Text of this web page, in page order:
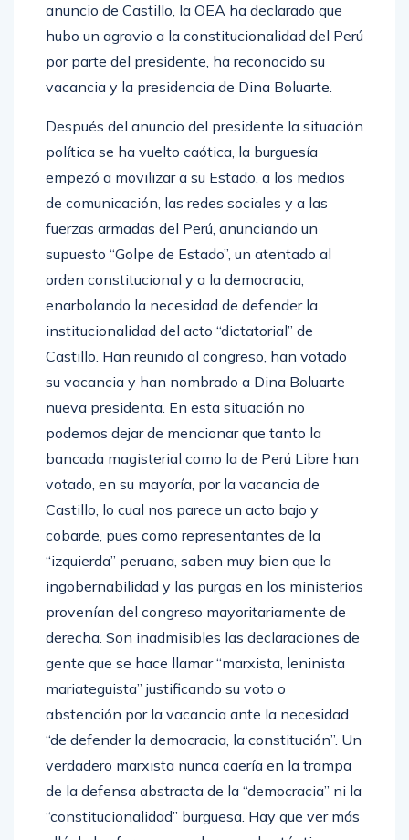
anuncio de Castillo, la OEA ha declarado que
hubo un agravio a la constitucionalidad del Perú
por parte del presidente, ha reconocido su
vacancia y la presidencia de Dina Boluarte.
Después del anuncio del presidente la situación
política se ha vuelto caótica, la burguesía
empezó a movilizar a su Estado, a los medios
de comunicación, las redes sociales y a las
fuerzas armadas del Perú, anunciando un
supuesto “Golpe de Estado”, un atentado al
orden constitucional y a la democracia,
enarbolando la necesidad de defender la
institucionalidad del acto “dictatorial” de
Castillo. Han reunido al congreso, han votado
su vacancia y han nombrado a Dina Boluarte
nueva presidenta. En esta situación no
podemos dejar de mencionar que tanto la
bancada magisterial como la de Perú Libre han
votado, en su mayoría, por la vacancia de
Castillo, lo cual nos parece un acto bajo y
cobarde, pues como representantes de la
“izquierda” peruana, saben muy bien que la
ingobernabilidad y las purgas en los ministerios
provenían del congreso mayoritariamente de
derecha. Son inadmisibles las declaraciones de
gente que se hace llamar “marxista, leninista
mariateguista” justificando su voto o
abstención por la vacancia ante la necesidad
“de defender la democracia, la constitución”. Un
verdadero marxista nunca caería en la trampa
de la defensa abstracta de la “democracia” ni la
“constitucionalidad” burguesa. Hay que ver más